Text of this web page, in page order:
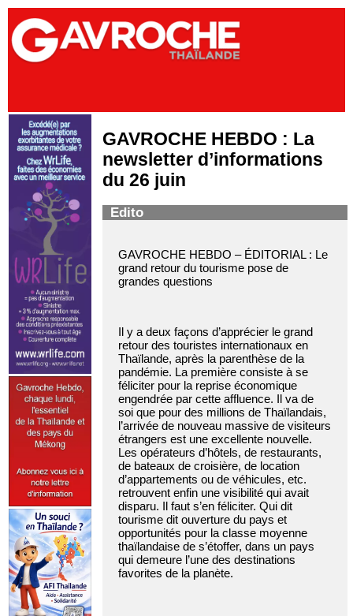
GAVROCHE HEBDO : La
newsletter d’informations
du 26 juin
Edito
GAVROCHE HEBDO – ÉDITORIAL : Le
grand retour du tourisme pose de
grandes questions
Il y a deux façons d’apprécier le grand
retour des touristes internationaux en
Thaïlande, après la parenthèse de la
pandémie. La première consiste à se
féliciter pour la reprise économique
engendrée par cette affluence. Il va de
soi que pour des millions de Thaïlandais,
l’arrivée de nouveau massive de visiteurs
étrangers est une excellente nouvelle.
Les opérateurs d’hôtels, de restaurants,
de bateaux de croisière, de location
d’appartements ou de véhicules, etc.
retrouvent enfin une visibilité qui avait
disparu. Il faut s’en féliciter. Qui dit
tourisme dit ouverture du pays et
opportunités pour la classe moyenne
thaïlandaise de s’étoffer, dans un pays
qui demeure l’une des destinations
favorites de la planète.